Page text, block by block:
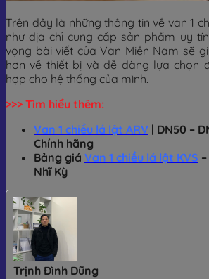
Trên đây là những thông tin về van 1
như địa chỉ cung cấp sản phẩm uy
vọng bài viết của Van Miền Nam sẽ
hơn về thiết bị và dễ dàng lựa chọn
hợp cho hệ thống của mình.
>>> Tìm hiểu thêm:
Van 1 chiều lá lật ARV | DN50 –
Chính hãng
Bảng giá Van 1 chiều lá lật KVS
Nhĩ Kỳ
Trịnh Đình Dũng